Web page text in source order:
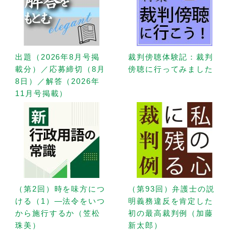
出題（2026年8月号掲
載分）／応募締切（8月
8日）／解答（2026年
11月号掲載）
裁判傍聴体験記：裁判
傍聴に行ってみました
（第2回）時を味方につ
ける（1）—法令をいつ
から施行するか（笠松
珠美）
（第93回）弁護士の説
明義務違反を肯定した
初の最高裁判例（加藤
新太郎）